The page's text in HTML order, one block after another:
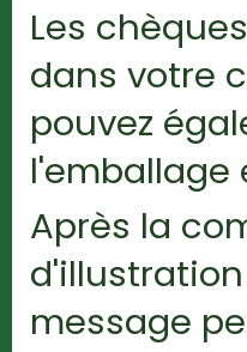
Les
dans votre
pouvez
Après la
message